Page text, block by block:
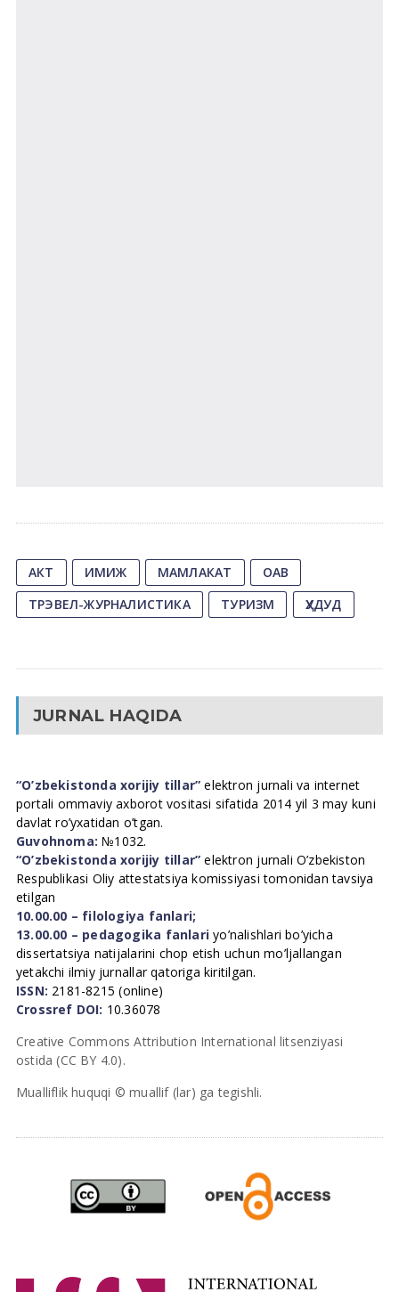
АКТ ИМИЖ МАМЛАКАТ
ОАВ
ТРЭВЕЛ-ЖУРНАЛИСТИКА
ТУРИЗМ ҲУДУД
JURNAL HAQIDA
“O’zbekistonda xorijiy tillar” elektron jurnali va internet
portali ommaviy axborot vositasi sifatida 2014 yil 3 may kuni
davlat ro’yxatidan o’tgan.
Guvohnoma: №1032.
“O’zbekistonda xorijiy tillar” elektron jurnali O’zbekiston
Respublikasi Oliy attestatsiya komissiyasi tomonidan tavsiya
etilgan
10.00.00 – filologiya fanlari;
13.00.00 – pedagogika fanlari yo’nalishlari bo’yicha
dissertatsiya natijalarini chop etish uchun mo’ljallangan
yetakchi ilmiy jurnallar qatoriga kiritilgan.
ISSN: 2181-8215 (online)
Crossref DOI: 10.36078
Creative Commons Attribution International litsenziyasi
ostida (CC BY 4.0).
Mualliflik huquqi © muallif (lar) ga tegishli.